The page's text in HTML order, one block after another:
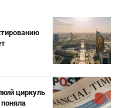
циркуль